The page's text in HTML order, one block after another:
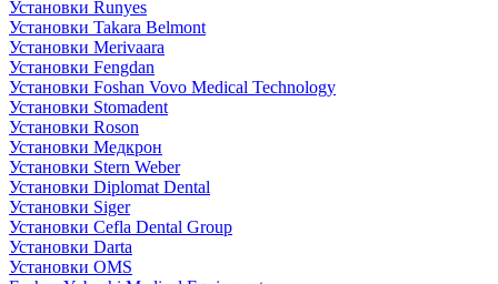
Установки Runyes
Установки Takara Belmont
Установки Merivaara
Установки Fengdan
Установки Foshan Vovo Medical Technology
Установки Stomadent
Установки Roson
Установки Медкрон
Установки Stern Weber
Установки Diplomat Dental
Установки Siger
Установки Cefla Dental Group
Установки Darta
Установки OMS